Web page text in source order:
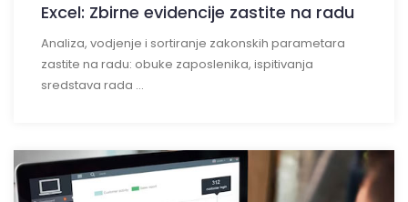
Excel: Zbirne evidencije zastite na radu
Analiza, vodjenje i sortiranje zakonskih parametara
zastite na radu: obuke zaposlenika, ispitivanja
sredstava rada ...